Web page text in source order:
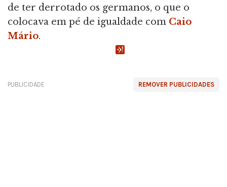
de ter derrotado os germanos, o que o
colocava em pé de igualdade com Caio
Mário.
REMOVER PUBLICIDADES
PUBLICIDADE